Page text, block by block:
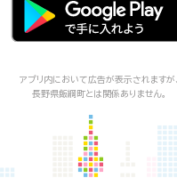
アプリ内において広告が表示されますが、
長野県飯綱町とは関係ありません。